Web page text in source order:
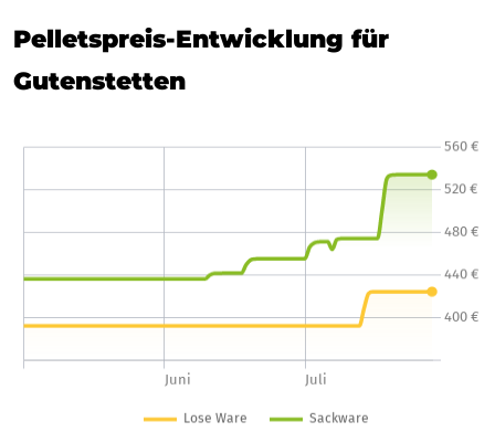
Pelletspreis-Entwicklung für
Gutenstetten